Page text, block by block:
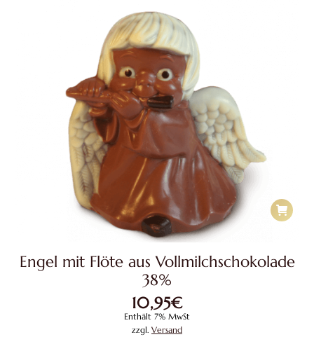
Engel mit Flöte aus Vollmilchschokolade
38%
10,95€
Enthält 7% MwSt
zzgl. Versand